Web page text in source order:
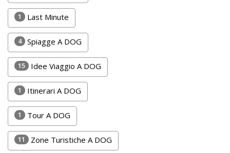
Inserisci
Attività
Accedi
Registrati
1 Last Minute
4 Spiagge A DOG
15 Idee Viaggio A DOG
1 Itinerari A DOG
1 Tour A DOG
11 Zone Turistiche A DOG